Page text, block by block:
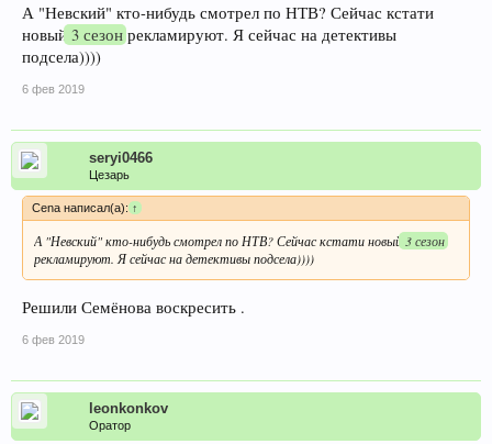
А "Невский" кто-нибудь смотрел по НТВ? Сейчас кстати
новый 3 сезонрекламируют. Я сейчас на детективы
подсела))))
6 фев 2019
seryi0466
Цезарь
Cena написал(а):↑
А "Невский" кто-нибудь смотрел по НТВ? Сейчас кстати новый 3 сезон
рекламируют. Я сейчас на детективы подсела))))
Решили Семёнова воскресить .
6 фев 2019
leonkonkov
Оратор